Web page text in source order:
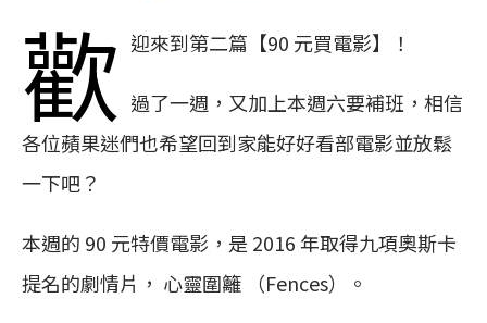
歡 迎來到第二篇【90 元買電影】！
過了一週，又加上本週六要補班，相信
各位蘋果迷們也希望回到家能好好看部電影並放鬆
一下吧？
本週的 90 元特價電影，是 2016 年取得九項奧斯卡
提名的劇情片， 心靈圍籬 （Fences）。